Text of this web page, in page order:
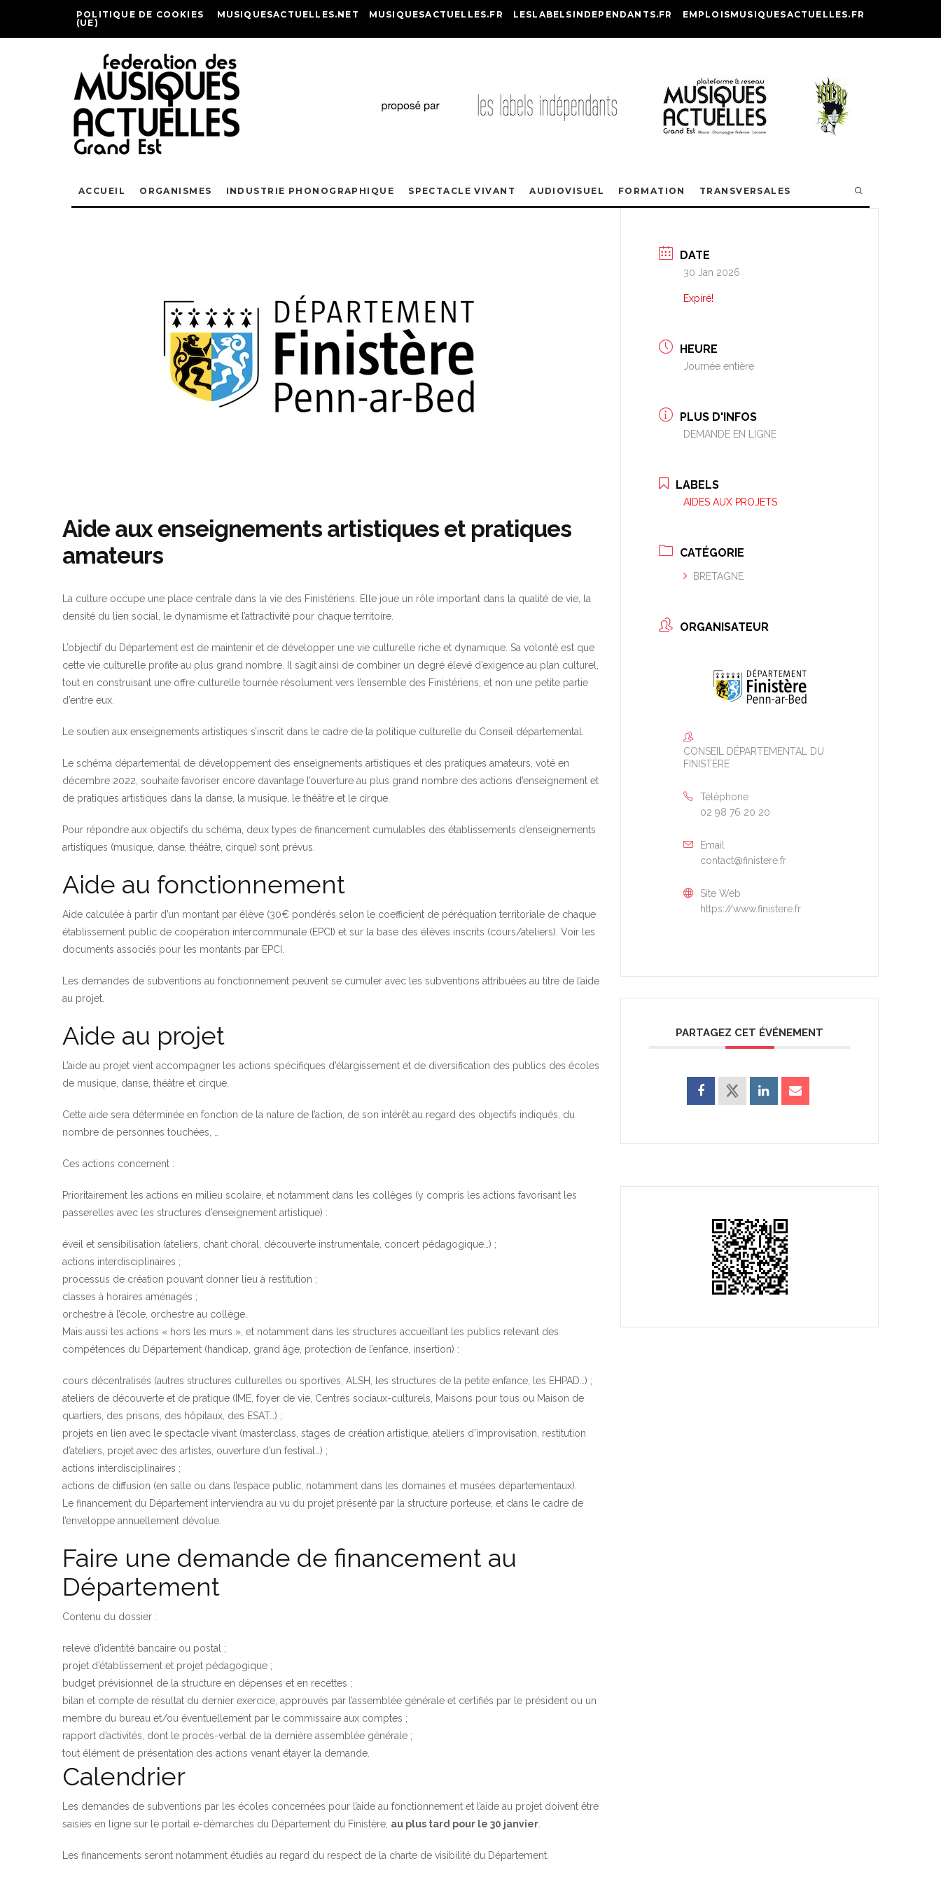
POLITIQUE DE COOKIES
(UE)
MUSIQUESACTUELLES.NET MUSIQUESACTUELLES.FR LESLABELSINDEPENDANTS.FR EMPLOISMUSIQUESACTUELLES.FR
ACCUEIL ORGANISMES INDUSTRIE PHONOGRAPHIQUE SPECTACLE VIVANT AUDIOVISUEL FORMATION TRANSVERSALES
Aide aux enseignements artistiques et pratiques
amateurs
La culture occupe une place centrale dans la vie des Finistériens. Elle joue un rôle important dans la qualité de vie, la
densité du lien social, le dynamisme et l’attractivité pour chaque territoire.
L’objectif du Département est de maintenir et de développer une vie culturelle riche et dynamique. Sa volonté est que
cette vie culturelle profite au plus grand nombre. Il s’agit ainsi de combiner un degré élevé d’exigence au plan culturel,
tout en construisant une offre culturelle tournée résolument vers l’ensemble des Finistériens, et non une petite partie
d’entre eux.
Le soutien aux enseignements artistiques s’inscrit dans le cadre de la politique culturelle du Conseil départemental.
Le schéma départemental de développement des enseignements artistiques et des pratiques amateurs, voté en
décembre 2022, souhaite favoriser encore davantage l’ouverture au plus grand nombre des actions d’enseignement et
de pratiques artistiques dans la danse, la musique, le théâtre et le cirque.
Pour répondre aux objectifs du schéma, deux types de financement cumulables des établissements d’enseignements
artistiques (musique, danse, théâtre, cirque) sont prévus.
Aide au fonctionnement
Aide calculée à partir d’un montant par élève (30€ pondérés selon le coefficient de péréquation territoriale de chaque
établissement public de coopération intercommunale (EPCI) et sur la base des élèves inscrits (cours/ateliers). Voir les
documents associés pour les montants par EPCI.
Les demandes de subventions au fonctionnement peuvent se cumuler avec les subventions attribuées au titre de l’aide
au projet.
Aide au projet
L’aide au projet vient accompagner les actions spécifiques d’élargissement et de diversification des publics des écoles
de musique, danse, théâtre et cirque.
Cette aide sera déterminée en fonction de la nature de l’action, de son intérêt au regard des objectifs indiqués, du
nombre de personnes touchées, …
Ces actions concernent :
Prioritairement les actions en milieu scolaire, et notamment dans les collèges (y compris les actions favorisant les
passerelles avec les structures d’enseignement artistique) :
éveil et sensibilisation (ateliers, chant choral, découverte instrumentale, concert pédagogique…) ;
actions interdisciplinaires ;
processus de création pouvant donner lieu à restitution ;
classes à horaires aménagés ;
orchestre à l’école, orchestre au collège.
Mais aussi les actions « hors les murs », et notamment dans les structures accueillant les publics relevant des
compétences du Département (handicap, grand âge, protection de l’enfance, insertion) :
cours décentralisés (autres structures culturelles ou sportives, ALSH, les structures de la petite enfance, les EHPAD…) ;
ateliers de découverte et de pratique (IME, foyer de vie, Centres sociaux-culturels, Maisons pour tous ou Maison de
quartiers, des prisons, des hôpitaux, des ESAT…) ;
projets en lien avec le spectacle vivant (masterclass, stages de création artistique, ateliers d’improvisation, restitution
d’ateliers, projet avec des artistes, ouverture d’un festival…) ;
actions interdisciplinaires ;
actions de diffusion (en salle ou dans l’espace public, notamment dans les domaines et musées départementaux).
Le financement du Département interviendra au vu du projet présenté par la structure porteuse, et dans le cadre de
l’enveloppe annuellement dévolue.
Faire une demande de financement au
Département
Contenu du dossier :
relevé d’identité bancaire ou postal ;
projet d’établissement et projet pédagogique ;
budget prévisionnel de la structure en dépenses et en recettes ;
bilan et compte de résultat du dernier exercice, approuvés par l’assemblée générale et certifiés par le président ou un
membre du bureau et/ou éventuellement par le commissaire aux comptes ;
rapport d’activités, dont le procès-verbal de la dernière assemblée générale ;
tout élément de présentation des actions venant étayer la demande.
Calendrier
Les demandes de subventions par les écoles concernées pour l’aide au fonctionnement et l’aide au projet doivent être
saisies en ligne sur le portail e-démarches du Département du Finistère au plus tard pour le 30 janvier
Les financements seront notamment étudiés au regard du respect de la charte de visibilité du Département
DATE
30 Jan 2026
Expiré!
HEURE
Journée entière
PLUS D'INFOS
DEMANDE EN LIGNE
LABELS
AIDES AUX PROJETS
CATÉGORIE
BRETAGNE
ORGANISATEUR
CONSEIL DÉPARTEMENTAL DU
FINISTÈRE
Téléphone
02 98 76 20 20
Email
contact@finistere.fr
Site Web
https://www.finistere.fr
PARTAGEZ CET ÉVÉNEMENT